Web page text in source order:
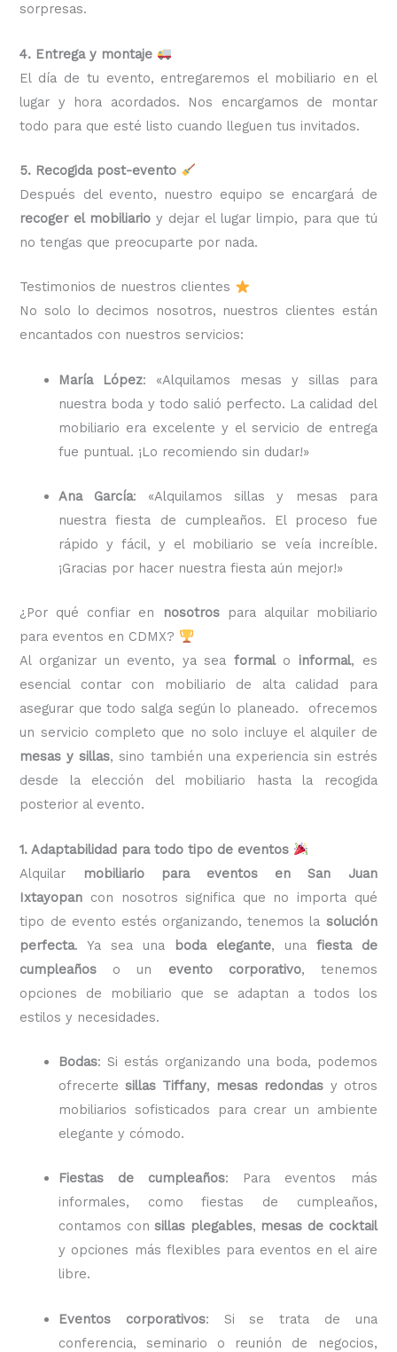
sorpresas.
4. Entrega y montaje
El día de tu evento, entregaremos el mobiliario en el
lugar y hora acordados. Nos encargamos de montar
todo para que esté listo cuando lleguen tus invitados.
5. Recogida post-evento
Después del evento, nuestro equipo se encargará de
recoger el mobiliario y dejar el lugar limpio, para que tú
no tengas que preocuparte por nada.
Testimonios de nuestros clientes
No solo lo decimos nosotros, nuestros clientes están
encantados con nuestros servicios:
María López: «Alquilamos mesas y sillas para
nuestra boda y todo salió perfecto. La calidad del
mobiliario era excelente y el servicio de entrega
fue puntual. ¡Lo recomiendo sin dudar!»
Ana García: «Alquilamos sillas y mesas para
nuestra fiesta de cumpleaños. El proceso fue
rápido y fácil, y el mobiliario se veía increíble.
¡Gracias por hacer nuestra fiesta aún mejor!»
¿Por qué confiar en nosotrospara alquilar mobiliario
para eventos en CDMX?
Al organizar un evento, ya sea formalo informal, es
esencial contar con mobiliario de alta calidad para
asegurar que todo salga según lo planeado. ofrecemos
un servicio completo que no solo incluye el alquiler de
mesas y sillas, sino también una experiencia sin estrés
desde la elección del mobiliario hasta la recogida
posterior al evento.
1. Adaptabilidad para todo tipo de eventos
Alquilar
mobiliario para eventos en San Juan
Ixtayopan con nosotros significa que no importa qué
tipo de evento estés organizando, tenemos la solución
perfecta. Ya sea una boda elegante, una fiesta de
cumpleaños o un evento corporativo, tenemos
opciones de mobiliario que se adaptan a todos los
estilos y necesidades.
Bodas: Si estás organizando una boda, podemos
ofrecertesillas Tiffany, mesas redondas y otros
mobiliarios sofisticados para crear un ambiente
elegante y cómodo.
Fiestas de cumpleaños: Para eventos más
informales, como fiestas de cumpleaños,
contamos consillas plegables, mesas de cocktail
y opciones más flexibles para eventos en el aire
libre.
Eventos corporativos: Si se trata de una
conferencia, seminario o reunión de negocios,